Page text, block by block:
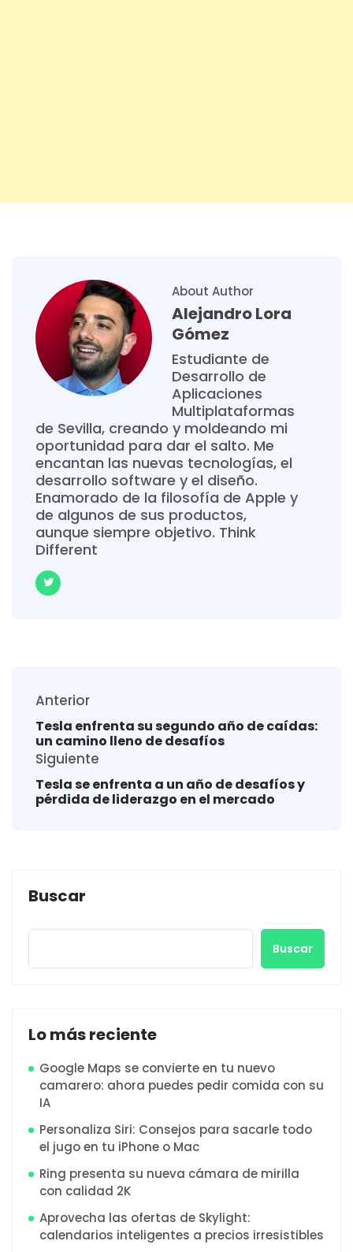
About Author
Alejandro Lora
Gómez
Estudiante de
Desarrollo de
Aplicaciones
Multiplataformas
de Sevilla, creando y moldeando mi
oportunidad para dar el salto. Me
encantan las nuevas tecnologías, el
desarrollo software y el diseño.
Enamorado de la filosofía de Apple y
de algunos de sus productos,
aunque siempre objetivo. Think
Different
Anterior
Tesla enfrenta su segundo año de caídas:
un camino lleno de desafíos
Siguiente
Tesla se enfrenta a un año de desafíos y
pérdida de liderazgo en el mercado
Buscar
Buscar
Lo más reciente
Google Maps se convierte en tu nuevo
camarero: ahora puedes pedir comida con su
IA
Personaliza Siri: Consejos para sacarle todo
el jugo en tu iPhone o Mac
Ring presenta su nueva cámara de mirilla
con calidad 2K
Aprovecha las ofertas de Skylight:
calendarios inteligentes a precios irresistibles